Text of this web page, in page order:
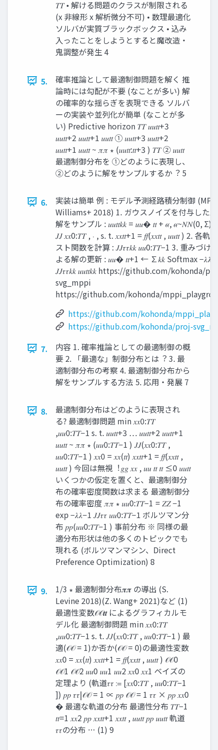
𝑇𝑇 • 解ける問題のクラスが制限される
(x 非線形 x 解析微分不可) • 数理最適化
ソルバが実質ブラックボックス • 込み
入ったことをしようとすると魔改造・
鬼調整が発生 4
5.
確率推論として最適制御問題を解く 推
論時には勾配が不要 (なことが多い) 解
の確率的な揺らぎを表現できる ソルバ
ーの実装や並列化が簡単 (なことが多
い) Predictive horizon 𝑇𝑇 𝑢𝑢𝑡𝑡+3
𝑢𝑢𝑡𝑡+2 𝑢𝑢𝑡𝑡+1 𝑢𝑢𝑡𝑡 ① 𝑢𝑢𝑡𝑡+3 𝑢𝑢𝑡𝑡+2
𝑢𝑢𝑡𝑡+1 𝑢𝑢𝑡𝑡 ~ 𝜋𝜋 ∗ (𝑢𝑢𝑡𝑡:𝑡𝑡+3 ) 𝑇𝑇 ② 𝑢𝑢𝑡𝑡
最適制御分布を ①どのように表現し、
②どのように解をサンプルするか︖ 5
6.
実装は簡単 例 : モデル予測経路積分制御
Williams+ 2018) 1. ガウスノイズを付与した
解をサンプル : 𝑢𝑢𝑡𝑡𝑘𝑘 = 𝑢𝑢� 𝑡𝑡 + 𝜖𝜖, 𝜖𝜖~𝑁𝑁(0, Σ)
𝐽𝐽 𝑥𝑥0:𝑇𝑇 , ⋅ , s. t. 𝑥𝑥𝑡𝑡+1 = 𝑓𝑓(𝑥𝑥𝑡𝑡 , 𝑢𝑢𝑡𝑡 ) 2. 各軌
スト関数を計算 : 𝐽𝐽𝜏𝜏𝑘𝑘 𝑢𝑢0:𝑇𝑇−1 3. 重みづけ
よる解の更新 : 𝑢𝑢� 𝑡𝑡+1 ← ∑𝑘𝑘 Softmax
𝐽𝐽𝜏𝜏𝑘𝑘 𝑢𝑢𝑡𝑡𝑘𝑘 https://github.com/kohonda/
svg_mppi
https://github.com/kohonda/
https://github.com/kohonda/
https://github.com/kohonda/proj-
7.
内容 1. 確率推論としての最適制御の概
要 2. 「最適な」制御分布とは︖ 3. 最
適制御分布の考察 4. 最適制御分布から
解をサンプルする方法 5. 応用・発展 7
8.
最適制御分布はどのように表現され
る? 最適制御問題 min 𝑥𝑥0:𝑇𝑇
,𝑢𝑢0:𝑇𝑇−1 s. t. 𝑢𝑢𝑡𝑡+3 … 𝑢𝑢𝑡𝑡+2 𝑢𝑢𝑡𝑡+1
𝑢𝑢𝑡𝑡 ~ 𝜋𝜋 ∗ (𝑢𝑢0:𝑇𝑇−1 ) 𝐽𝐽(𝑥𝑥0:𝑇𝑇 ,
𝑢𝑢0:𝑇𝑇−1 ) 𝑥𝑥0 = 𝑥𝑥(𝑡𝑡) 𝑥𝑥𝑡𝑡+1 = 𝑓𝑓(𝑥𝑥𝑡𝑡 ,
𝑢𝑢𝑡𝑡 ) 今回は無視︕𝑔𝑔 𝑥𝑥 , 𝑢𝑢 𝑡𝑡 𝑡𝑡 ≤0 𝑢𝑢𝑡𝑡
いくつかの仮定を置くと、最適制御分
布の確率密度関数は求まる 最適制御分
布の確率密度 𝜋𝜋 ∗ 𝑢𝑢0:𝑇𝑇−1 = 𝑍𝑍 −1
exp −𝜆𝜆−1 𝐽𝐽𝜏𝜏 𝑢𝑢0:𝑇𝑇−1 ボルツマン分
布 𝑝𝑝(𝑢𝑢0:𝑇𝑇−1 ) 事前分布 ※ 同様の最
適分布形状は他の多くのトピックでも
現れる (ボルツマンマシン、Direct
Preference Optimization) 8
9.
1/3 ∗ 最適制御分布𝝅𝝅 の導出 (S.
Levine 2018)(Z. Wang+ 2021)など (1)
最適性変数𝒪𝒪𝒕𝒕 によるグラフィカルモ
デル化 最適制御問題 min 𝑥𝑥0:𝑇𝑇
,𝑢𝑢0:𝑇𝑇−1 s. t. 𝐽𝐽(𝑥𝑥0:𝑇𝑇 , 𝑢𝑢0:𝑇𝑇−1 ) 最
適(𝒪𝒪 = 1)か否か(𝒪𝒪 = 0)の最適性変数
𝑥𝑥0 = 𝑥𝑥(𝑡𝑡) 𝑥𝑥𝑡𝑡+1 = 𝑓𝑓(𝑥𝑥𝑡𝑡 , 𝑢𝑢𝑡𝑡 ) 𝒪𝒪0
𝒪𝒪1 𝒪𝒪2 𝑢𝑢0 𝑢𝑢1 𝑢𝑢2 𝑥𝑥0 𝑥𝑥1 ベイズの
定理より (軌道𝜏𝜏 ≔ [𝑥𝑥0:𝑇𝑇 , 𝑢𝑢0:𝑇𝑇−1
]) 𝑝𝑝 𝜏𝜏|𝒪𝒪 = 1 ∝ 𝑝𝑝 𝒪𝒪 = 1 𝜏𝜏 × 𝑝𝑝 𝑥𝑥0
� 最適な軌道の分布 最適性分布 𝑇𝑇−1
𝑡𝑡=1 𝑥𝑥2 𝑝𝑝 𝑥𝑥𝑡𝑡+1 𝑥𝑥𝑡𝑡 , 𝑢𝑢𝑡𝑡 𝑝𝑝 𝑢𝑢𝑡𝑡 軌道
𝜏𝜏の分布 … (1) 9